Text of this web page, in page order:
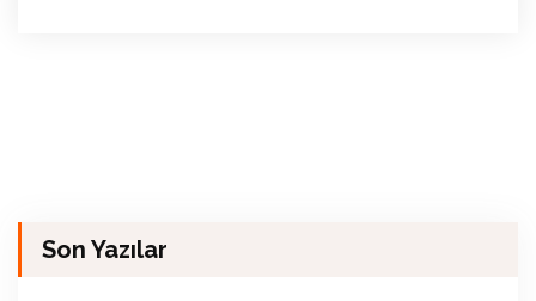
Son Yazılar